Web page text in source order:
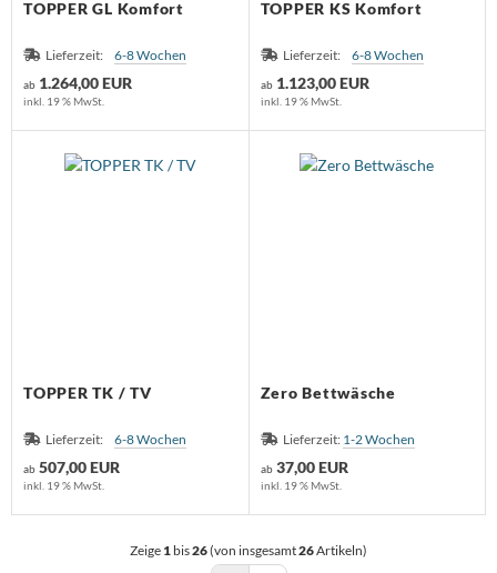
TOPPER GL Komfort
Lieferzeit: 6-8 Wochen
ab 1.264,00 EUR
inkl. 19 % MwSt.
TOPPER KS Komfort
Lieferzeit: 6-8 Wochen
ab 1.123,00 EUR
inkl. 19 % MwSt.
TOPPER TK / TV
Lieferzeit: 6-8 Wochen
ab 507,00 EUR
inkl. 19 % MwSt.
Zero Bettwäsche
Lieferzeit: 1-2 Wochen
ab 37,00 EUR
inkl. 19 % MwSt.
Zeige 1 bis26(von insgesamt26Artikeln)